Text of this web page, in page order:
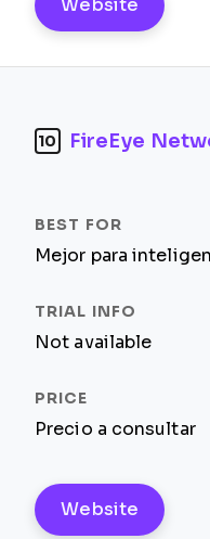
Website
10 FireEye
Mejor para
Not available
Precio a consultar
Website